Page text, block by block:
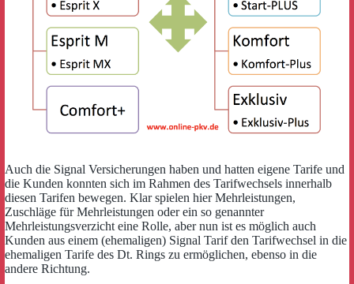
Auch die Signal Versicherungen haben und hatten eigene Tarife und
die Kunden konnten sich im Rahmen des Tarifwechsels innerhalb
diesen Tarifen bewegen. Klar spielen hier Mehrleistungen,
Zuschläge für Mehrleistungen oder ein so genannter
Mehrleistungsverzicht eine Rolle, aber nun ist es möglich auch
Kunden aus einem (ehemaligen) Signal Tarif den Tarifwechsel in die
ehemaligen Tarife des Dt. Rings zu ermöglichen, ebenso in die
andere Richtung.